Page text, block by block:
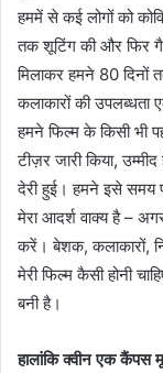
हममें से कई लोगों को
तक शूटिंग की और फिर
मिलाकर हमने 80 दिनों
कलाकारों की उपलब्धता
हमने फिल्म के किसी भी
टीज़र जारी किया,
देरी हुई। हमने इसे समय
मेरा आदर्श वाक्य है –
करें। बेशक, कलाकारों,
मेरी फिल्म कैसी होनी
बनी है।
हालांकि क्वीन एक कैंपस